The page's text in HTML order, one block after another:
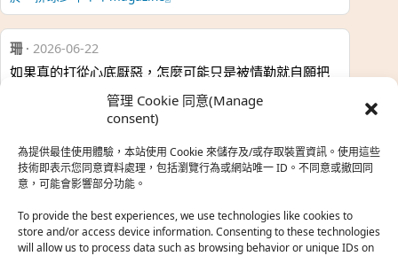
管理 Cookie 同意(Manage
consent)
為提供最佳使用體驗，本站使用 Cookie 來儲存及/或存取裝置資訊。使用這些
技術即表示您同意資料處理，包括瀏覽行為或網站唯一 ID。不同意或撤回同
意，可能會影響部分功能。
To provide the best experiences, we use technologies like cookies to
store and/or access device information. Consenting to these technologies
will allow us to process data such as browsing behavior or unique IDs on
珊· 2026-06-22
如果真的打從心底厭惡，怎麼可能只是被情勒就自願把
熱帶魚·2026-06-22
之前看到網路上有人說灰二自私情勒大家陪他圓夢，但
真…
於『強風吹拂』